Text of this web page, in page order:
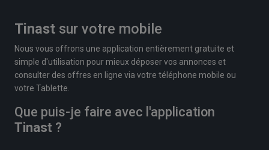
Tinast sur votre mobile
Nous vous offrons une application entièrement gratuite et
simple d'utilisation pour mieux déposer vos annonces et
consulter des offres en ligne via votre téléphone mobile ou
votre Tablette.
Que puis-je faire avec l'application
Tinast ?